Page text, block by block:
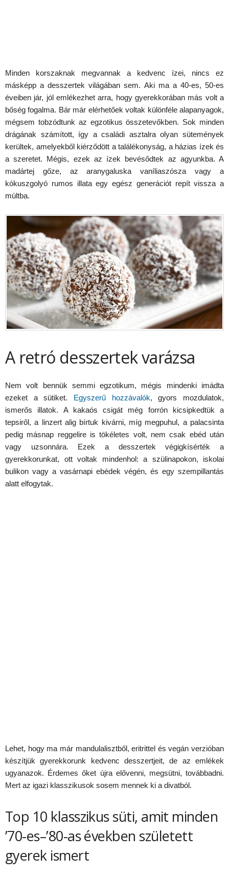
Minden korszaknak megvannak a kedvenc ízei, nincs ez
másképp a desszertek világában sem. Aki ma a 40-es, 50-es
éveiben jár, jól emlékezhet arra, hogy gyerekkorában más volt a
bőség fogalma. Bár már elérhetőek voltak különféle alapanyagok,
mégsem tobzódtunk az egzotikus összetevőkben. Sok minden
drágának számított, így a családi asztalra olyan sütemények
kerültek, amelyekből kiérződött a találékonyság, a házias ízek és
a szeretet. Mégis, ezek az ízek bevésődtek az agyunkba. A
madártej gőze, az aranygaluska vaníliaszósza vagy a
kókuszgolyó rumos illata egy egész generációt repít vissza a
múltba.
A retró desszertek varázsa
Nem volt bennük semmi egzotikum, mégis mindenki imádta
ezeket a sütiket. Egyszerű hozzávalók, gyors mozdulatok,
ismerős illatok. A kakaós csigát még forrón kicsipkedtük a
tepsiről, a linzert alig bírtuk kivárni, míg megpuhul, a palacsinta
pedig másnap reggelire is tökéletes volt, nem csak ebéd után
vagy uzsonnára. Ezek a desszertek végigkísérték a
gyerekkorunkat, ott voltak mindenhol: a szülinapokon, iskolai
bulikon vagy a vasárnapi ebédek végén, és egy szempillantás
alatt elfogytak.
Lehet, hogy ma már mandulalisztből, eritrittel és vegán verzióban
készítjük gyerekkorunk kedvenc desszertjeit, de az emlékek
ugyanazok. Érdemes őket újra elővenni, megsütni, továbbadni.
Mert az igazi klasszikusok sosem mennek ki a divatból.
Top 10 klasszikus süti, amit minden
’70-es–’80-as években született
gyerek ismert